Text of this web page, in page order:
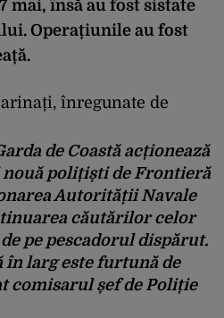
mai, însă au fost sistate
Operațiunile au fost
înregunate de
de Coastă acționează
polițiști de Frontieră
Autorității Navale
căutărilor celor
pe pescadorul dispărut.
în larg este furtună de
comisarul șef de Poliție